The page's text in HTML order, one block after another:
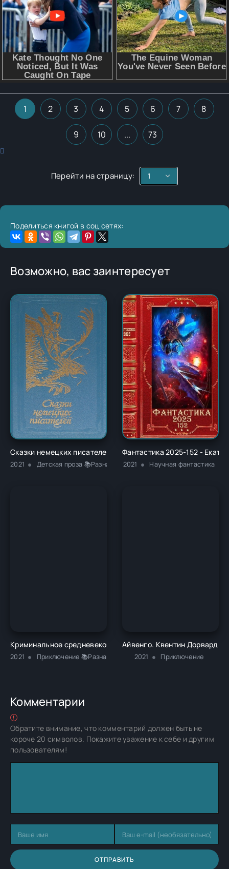
1 2 3 4 5 6 7 8
9 10 ... 73
Перейти на страницу:
Поделиться книгой в соц сетях:
Возможно, вас заинтересует
Сказки немецких писателей - Новалис
2021 Детская проза 📚Разная литература
Фантастика 2025-152 -
2021 Научная фантастика
Криминальное средневековье - Екатерина Александровна
2021 Приключение 📚Разная литература
Айвенго. Квентин Дорвард -
2021 Приключение
Комментарии
Обратите внимание, что комментарий должен быть не
короче 20 символов. Покажите уважение к себе и другим
пользователям!
ОТПРАВИТЬ